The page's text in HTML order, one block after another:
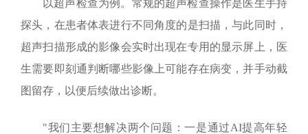
以超声检查为例。常规的超声检查操作是医生手持
探头，在患者体表进行不同角度的是扫描，与此同时，
超声扫描形成的影像会实时出现在专用的显示屏上，医
生需要即刻通判断哪些影像上可能存在病变，并手动截
图留存，以便后续做出诊断。
"我们主要想解决两个问题：一是通过AI提高年轻